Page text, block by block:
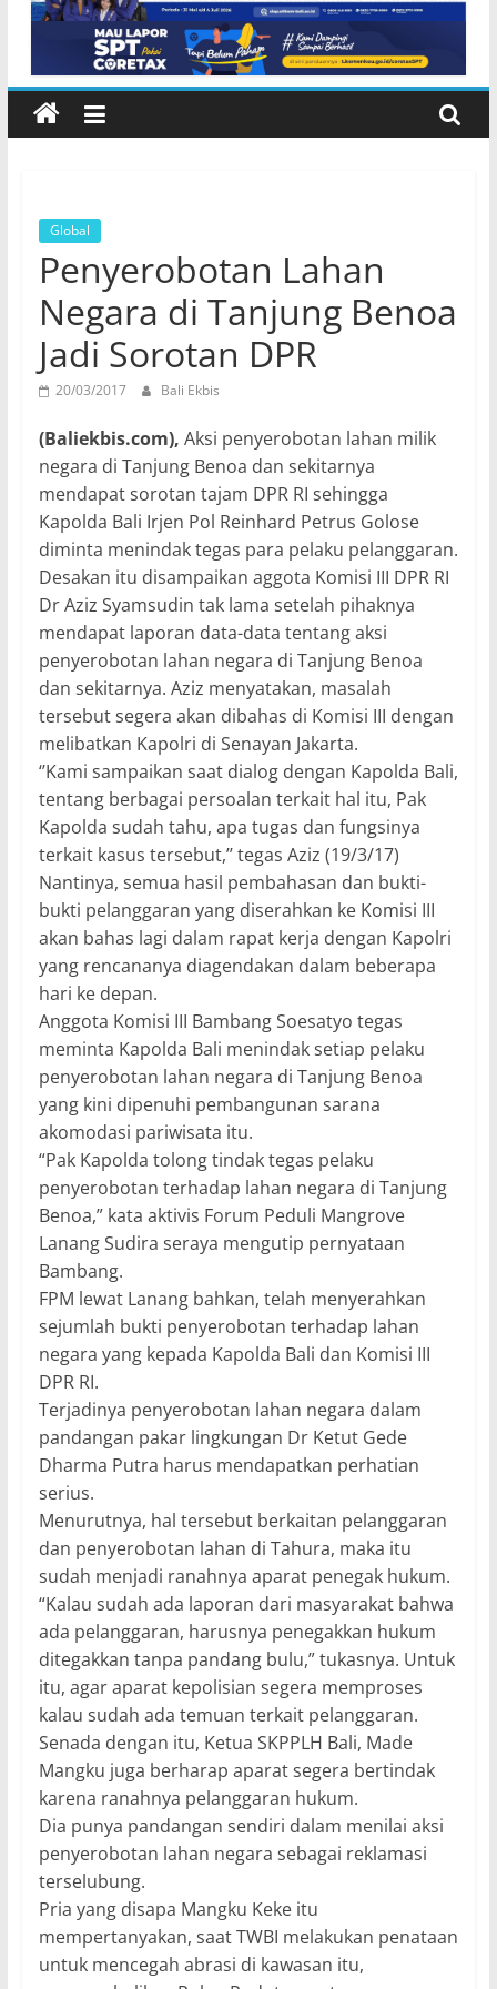
Karangasem
Global
Penyerobotan Lahan
Negara di Tanjung Benoa
Jadi Sorotan DPR
20/03/2017 Bali Ekbis
(Baliekbis.com), Aksi penyerobotan lahan milik
negara di Tanjung Benoa dan sekitarnya
mendapat sorotan tajam DPR RI sehingga
Kapolda Bali Irjen Pol Reinhard Petrus Golose
diminta menindak tegas para pelaku pelanggaran.
Desakan itu disampaikan aggota Komisi III DPR RI
Dr Aziz Syamsudin tak lama setelah pihaknya
mendapat laporan data-data tentang aksi
penyerobotan lahan negara di Tanjung Benoa
dan sekitarnya. Aziz menyatakan, masalah
tersebut segera akan dibahas di Komisi III dengan
melibatkan Kapolri di Senayan Jakarta.
‘’Kami sampaikan saat dialog dengan Kapolda Bali,
tentang berbagai persoalan terkait hal itu, Pak
Kapolda sudah tahu, apa tugas dan fungsinya
terkait kasus tersebut,’’ tegas Aziz (19/3/17)
Nantinya, semua hasil pembahasan dan bukti-
bukti pelanggaran yang diserahkan ke Komisi III
akan bahas lagi dalam rapat kerja dengan Kapolri
yang rencananya diagendakan dalam beberapa
hari ke depan.
Anggota Komisi III Bambang Soesatyo tegas
meminta Kapolda Bali menindak setiap pelaku
penyerobotan lahan negara di Tanjung Benoa
yang kini dipenuhi pembangunan sarana
akomodasi pariwisata itu.
“Pak Kapolda tolong tindak tegas pelaku
penyerobotan terhadap lahan negara di Tanjung
Benoa,” kata aktivis Forum Peduli Mangrove
Lanang Sudira seraya mengutip pernyataan
Bambang.
FPM lewat Lanang bahkan, telah menyerahkan
sejumlah bukti penyerobotan terhadap lahan
negara yang kepada Kapolda Bali dan Komisi III
DPR RI.
Terjadinya penyerobotan lahan negara dalam
pandangan pakar lingkungan Dr Ketut Gede
Dharma Putra harus mendapatkan perhatian
serius.
Menurutnya, hal tersebut berkaitan pelanggaran
dan penyerobotan lahan di Tahura, maka itu
sudah menjadi ranahnya aparat penegak hukum.
“Kalau sudah ada laporan dari masyarakat bahwa
ada pelanggaran, harusnya penegakkan hukum
ditegakkan tanpa pandang bulu,” tukasnya. Untuk
itu, agar aparat kepolisian segera memproses
kalau sudah ada temuan terkait pelanggaran.
Senada dengan itu, Ketua SKPPLH Bali, Made
Mangku juga berharap aparat segera bertindak
karena ranahnya pelanggaran hukum.
Dia punya pandangan sendiri dalam menilai aksi
penyerobotan lahan negara sebagai reklamasi
terselubung.
Pria yang disapa Mangku Keke itu
mempertanyakan, saat TWBI melakukan penataan
untuk mencegah abrasi di kawasan itu,